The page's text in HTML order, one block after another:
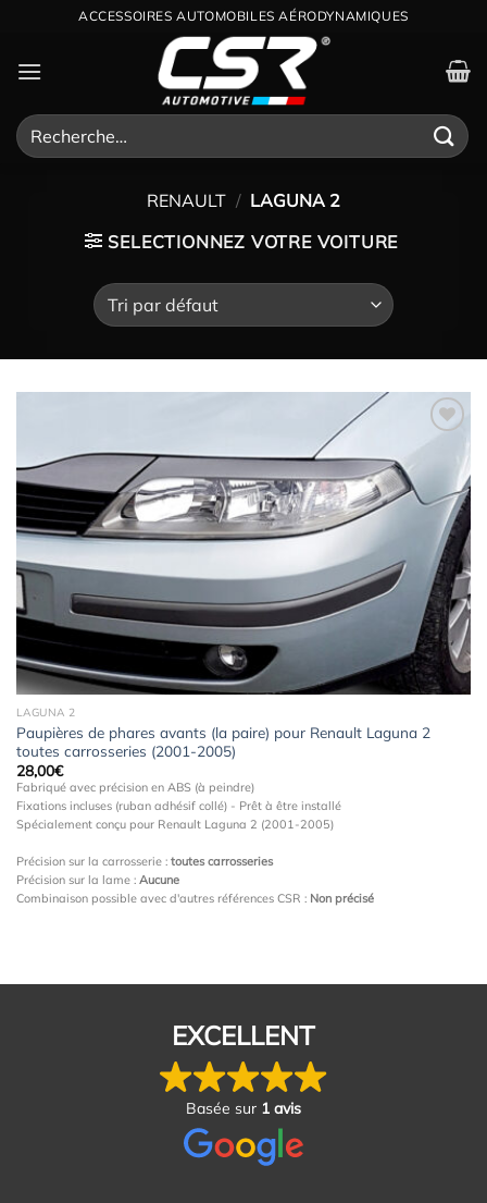
contenu
ACCESSOIRES AUTOMOBILES AÉRODYNAMIQUES
Recherche
pour :
RENAULT / LAGUNA 2
SELECTIONNEZ VOTRE VOITURE
à la
wishlist
LAGUNA 2
Paupières de phares avants (la paire) pour Renault Laguna 2
toutes carrosseries (2001-2005)
28,00€
Fabriqué avec précision en ABS (à peindre)
Fixations incluses (ruban adhésif collé) - Prêt à être installé
Spécialement conçu pour Renault Laguna 2 (2001-2005)
Précision sur la carrosserie : toutes carrosseries
Précision sur la lame : Aucune
Combinaison possible avec d'autres références CSR : Non précisé
EXCELLENT
Basée sur 1 avis